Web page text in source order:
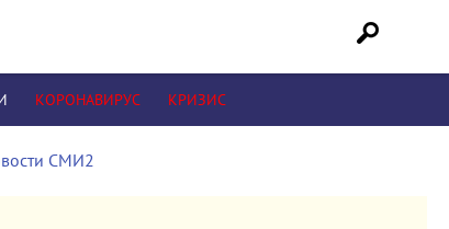
КОРОНАВИРУС КРИЗИС
СМИ2